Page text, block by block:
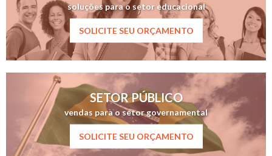
soluções para o setor educacional
SOLICITE SEU ORÇAMENTO
SETOR PÚBLICO
vendas para o setor governamental
SOLICITE SEU ORÇAMENTO